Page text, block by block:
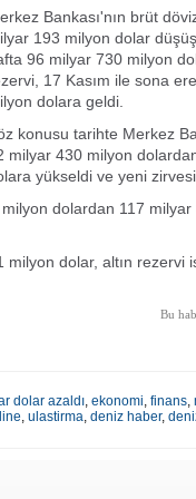
Bankası'nın brüt
193 milyon dolar
96 milyar 730 milyon
17 Kasım ile sona
dolara geldi.
konusu tarihte Merkez
milyar 430 milyon
yükseldi ve yeni
dolardan 117
dolar, altın rezervi
Bu
dolar azaldı, ekonomi, finans,
, ulastirma, deniz haber,